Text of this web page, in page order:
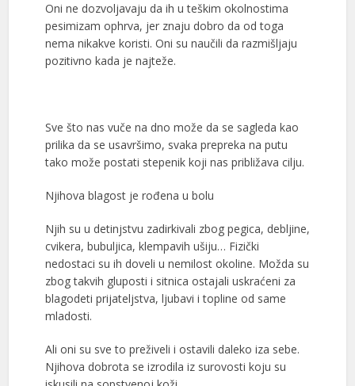
Oni ne dozvoljavaju da ih u teškim okolnostima
pesimizam ophrva, jer znaju dobro da od toga
nema nikakve koristi. Oni su naučili da razmišljaju
pozitivno kada je najteže.
Sve što nas vuče na dno može da se sagleda kao
prilika da se usavršimo, svaka prepreka na putu
tako može postati stepenik koji nas približava cilju.
Njihova blagost je rođena u bolu
Njih su u detinjstvu zadirkivali zbog pegica, debljine,
cvikera, bubuljica, klempavih ušiju… Fizički
nedostaci su ih doveli u nemilost okoline. Možda su
zbog takvih gluposti i sitnica ostajali uskraćeni za
blagodeti prijateljstva, ljubavi i topline od same
mladosti.
Ali oni su sve to preživeli i ostavili daleko iza sebe.
Njihova dobrota se izrodila iz surovosti koju su